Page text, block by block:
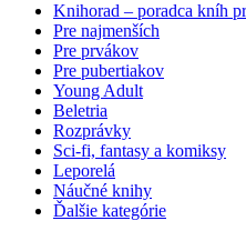
Knihorad – poradca kníh
Pre najmenších
Pre prvákov
Pre pubertiakov
Young Adult
Beletria
Rozprávky
Sci-fi, fantasy a komiksy
Leporelá
Náučné knihy
Ďalšie kategórie